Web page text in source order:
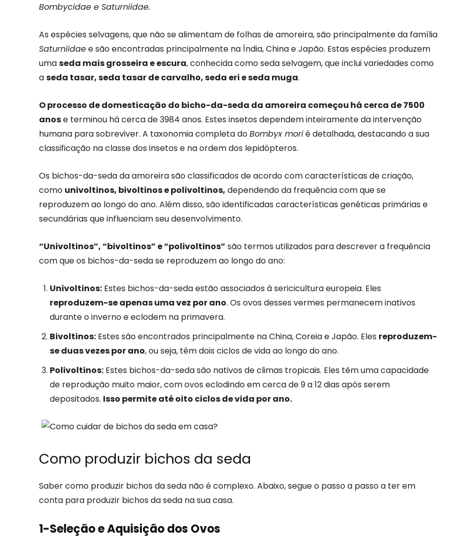
Bombycidae e Saturniidae.
As espécies selvagens, que não se alimentam de folhas de amoreira, são principalmente da família
Saturniidaee são encontradas principalmente na Índia, China e Japão. Estas espécies produzem
umaseda mais grosseira e escura, conhecida como seda selvagem, que inclui variedades como
aseda tasar, seda tasar de carvalho, seda eri e seda muga.
O processo de domesticação do bicho-da-seda da amoreira começou há cerca de 7500
anose terminou há cerca de 3984 anos. Estes insetos dependem inteiramente da intervenção
humana para sobreviver. A taxonomia completa doBombyx morié detalhada, destacando a sua
classificação na classe dos insetos e na ordem dos lepidópteros.
Os bichos-da-seda da amoreira são classificados de acordo com características de criação,
como univoltinos, bivoltinos e polivoltinos, dependendo da frequência com que se
reproduzem ao longo do ano. Além disso, são identificadas características genéticas primárias e
secundárias que influenciam seu desenvolvimento.
“Univoltinos”, “bivoltinos” e “polivoltinos” são termos utilizados para descrever a frequência
com que os bichos-da-seda se reproduzem ao longo do ano:
Univoltinos: Estes bichos-da-seda estão associados à sericicultura europeia. Eles
reproduzem-se apenas uma vez por ano. Os ovos desses vermes permanecem inativos
durante o inverno e eclodem na primavera.
Bivoltinos: Estes são encontrados principalmente na China, Coreia e Japão. Eles reproduzem-
se duas vezes por ano, ou seja, têm dois ciclos de vida ao longo do ano.
Polivoltinos: Estes bichos-da-seda são nativos de climas tropicais. Eles têm uma capacidade
de reprodução muito maior, com ovos eclodindo em cerca de 9 a 12 dias após serem
depositados. Isso permite até oito ciclos de vida por ano.
Como produzir bichos da seda
Saber como produzir bichos da seda não é complexo. Abaixo, segue o passo a passo a ter em
conta para produzir bichos da seda na sua casa.
1-Seleção e Aquisição dos Ovos